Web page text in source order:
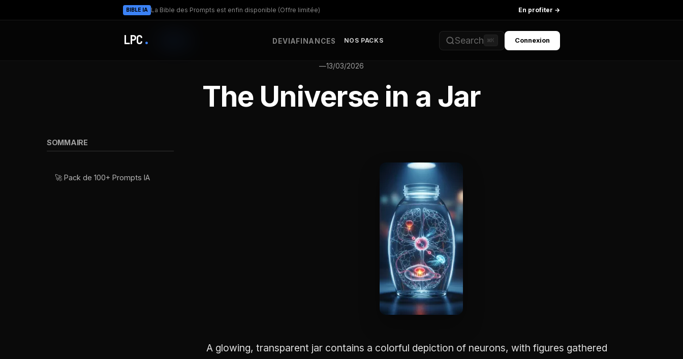
BIBLE IA La Bible des Prompts est enfin disponible (Offre limitée) En profiter →
LPC . DEVIAFINANCES NOS PACKS Search ⌘K Connexion
—13/03/2026
The Universe in a Jar
SOMMAIRE
🚀 Pack de 100+ Prompts IA
A glowing, transparent jar contains a colorful depiction of neurons, with figures gathered